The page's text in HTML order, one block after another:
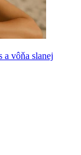
a vôňa slanej